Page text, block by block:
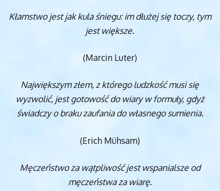
Kłamstwo jest jak kula śniegu: im dłużej się toczy, tym
jest większe.
(Marcin Luter)
Największym złem, z którego ludzkość musi się
wyzwolić, jest gotowość do wiary w formuły, gdyż
świadczy o braku zaufania do własnego sumienia.
(Erich Mühsam)
Męczeństwo za wątpliwość jest wspanialsze od
męczeństwa za wiarę.